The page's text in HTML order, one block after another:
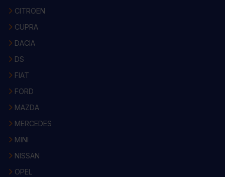
CITROEN
CUPRA
DACIA
DS
FIAT
FORD
MAZDA
MERCEDES
MINI
NISSAN
OPEL